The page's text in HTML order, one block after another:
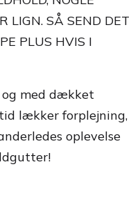
LIGN. SÅ SEND DET
PLUS HVIS I
og med dækket
lækker forplejning,
oplevelse